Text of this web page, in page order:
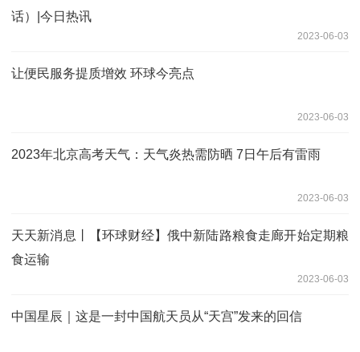
话）|今日热讯
2023-06-03
让便民服务提质增效 环球今亮点
2023-06-03
2023年北京高考天气：天气炎热需防晒 7日午后有雷雨
2023-06-03
天天新消息丨【环球财经】俄中新陆路粮食走廊开始定期粮
食运输
2023-06-03
中国星辰｜这是一封中国航天员从“天宫”发来的回信